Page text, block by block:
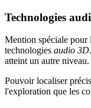
Technologies
Mention spéciale
technologies audio 3D
atteint un autre niveau.
Pouvoir localiser
l'exploration que les